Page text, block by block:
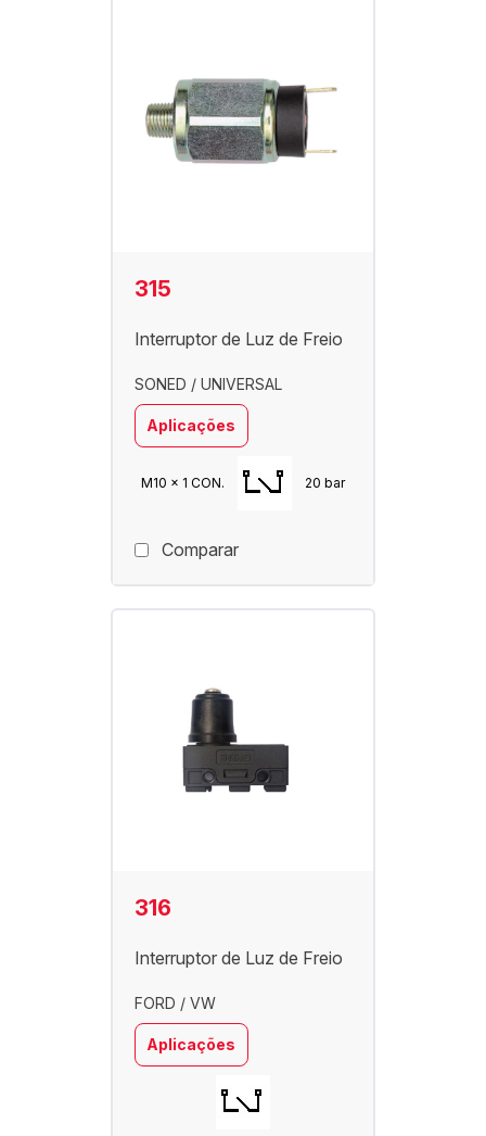
315
Interruptor de Luz de Freio
SONED / UNIVERSAL
Aplicações
M10 x 1 CON. 20 bar
Comparar
316
Interruptor de Luz de Freio
FORD / VW
Aplicações